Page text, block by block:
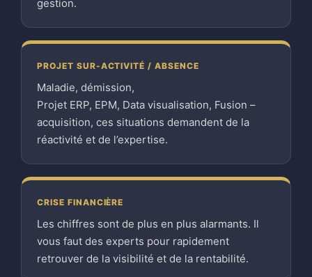
gestion.
PROJET SUR-ACTIVITÉ / ABSENCE
Maladie, démission,
Projet ERP, EPM, Data visualisation, Fusion –
acquisition, ces situations demandent de la
réactivité et de l’expertise.
CRISE FINANCIÈRE
Les chiffres sont de plus en plus alarmants. Il
vous faut des experts pour rapidement
retrouver de la visibilité et de la rentabilité.